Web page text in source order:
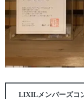
LIXILメンバーズコ